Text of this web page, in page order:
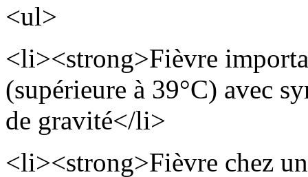
<ul>
<li><strong>Fièvre
(supérieure à 39°C) avec
de gravité</li>
<li><strong>Fièvre chez